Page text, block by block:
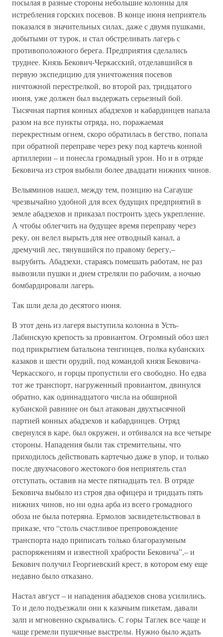
посылая в разные стороны небольшие колонны для
истребления горских посевов. В конце июня неприятель
показался в значительных силах, даже с двумя пушками,
добытыми от турок, и стал обстреливать лагерь с
противоположного берега. Предприятия сделались
труднее. Князь Бекович-Черкасский, отделавшийся в
первую экспедицию для уничтожения посевов
ничтожной перестрелкой, во второй раз, тридцатого
июня, уже должен был выдержать серьезный бой.
Тысячная партия конных абадзехов и кабардинцев напала
разом на все пункты отряда, но, поражаемая
перекрестным огнем, скоро обратилась в бегство, попала
при обратной переправе через реку под картечь конной
артиллерии – и понесла громадный урон. Но и в отряде
Бековича из строя выбыли более двадцати нижних чинов.
Вельяминов нашел, между тем, позицию на Сагауше
чрезвычайно удобной для всех будущих предприятий в
земле абадзехов и приказал построить здесь укрепление.
А чтобы облегчить на будущее время переправу через
реку, он велел вырыть для нее отводный канал, а
дремучий лес, тянувшийся по правому берегу,–
вырубить. Абадзехи, стараясь помешать работам, не раз
вывозили пушки и днем стреляли по рабочим, а ночью
бомбардировали лагерь.
Так шли дела до десятого июня.
В этот день из лагеря выступила колонна в Усть-
Лабинскую крепость за провиантом. Огромный обоз шел
под прикрытием батальона тенгинцев, полка кубанских
казаков и шести орудий, под командой князя Бековича-
Черкасского, и горцы пропустили его свободно. Но едва
тот же транспорт, нагруженный провиантом, двинулся
обратно, как одиннадцатого числа на обширной
кубанской равнине он был атакован двухтысячной
партией конных абадзехов и кабардинцев. Отряд
свернулся в каре, был окружен, и отбивался на все четыре
стороны. Нападения были так стремительны, что
приходилось действовать картечью даже в упор, и только
после двухчасового жестокого боя неприятель стал
отступать, оставив на месте пятнадцать тел. В отряде
Бековича выбыло из строя два офицера и тридцать пять
нижних чинов, но ни одна арба из всего громадного
обоза не была потеряна. Ермолов засвидетельствовал в
приказе, что “столь счастливое препровождение
транспорта надо приписать только благоразумным
распоряжениям и известной храбрости Бековича”,– и
Бекович получил Георгиевский крест, в котором ему еще
недавно было отказано.
Настал август – и нападения абадзехов снова усилились.
То и дело подъезжали они к казачьим пикетам, давали
залп и мгновенно скрывались. С горы Таглек все чаще и
чаще гремели пушечные выстрелы. Нужно было ждать